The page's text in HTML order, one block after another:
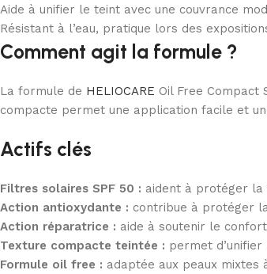
Aide à unifier le teint avec une couvrance
Résistant à l’eau, pratique lors des
Comment agit la formule ?
La formule de HELIOCARE Oil Free Compact
compacte permet une application facile et
Actifs clés
Filtres solaires SPF 50 : aident à protéger la
Action antioxydante : contribue à protéger
Action réparatrice : aide à soutenir le
Texture compacte teintée : permet
Formule oil free : adaptée aux peaux mixtes